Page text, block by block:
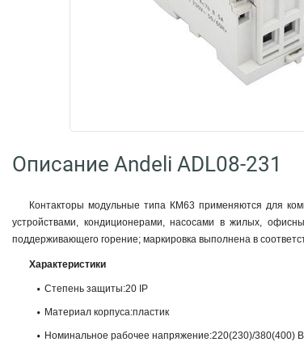
Описание Andeli ADL08-231
Контакторы модульные типа КМ63 применяются для
устройствами, кондиционерами, насосами в жилых,
поддерживающего горение; маркировка выполнена в
Характеристики
Степень защиты:20 IP
Материал корпуса:пластик
Номинальное рабочее напряжение:220(230)/380(400) В